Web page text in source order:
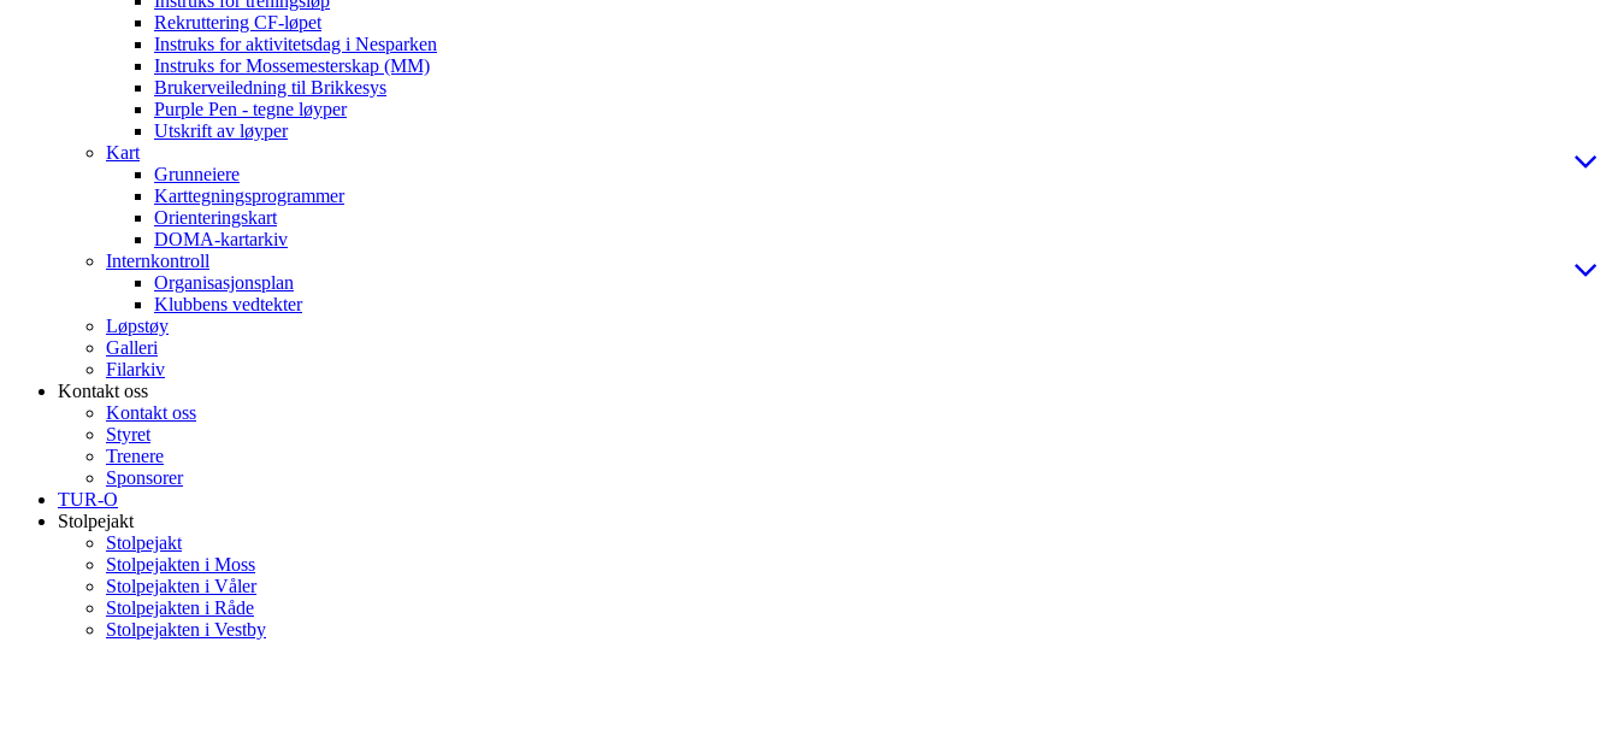
Rekruttering CF-løpet
Instruks for aktivitetsdag i Nesparken
Instruks for Mossemesterskap (MM)
Brukerveiledning til Brikkesys
Purple Pen - tegne løyper
Utskrift av løyper
Kart
Grunneiere
Karttegningsprogrammer
Orienteringskart
DOMA-kartarkiv
Internkontroll
Organisasjonsplan
Klubbens vedtekter
Løpstøy
Galleri
Filarkiv
Kontakt oss
Kontakt oss
Styret
Trenere
Sponsorer
TUR-O
Stolpejakt
Stolpejakt
Stolpejakten i Moss
Stolpejakten i Våler
Stolpejakten i Råde
Stolpejakten i Vestby